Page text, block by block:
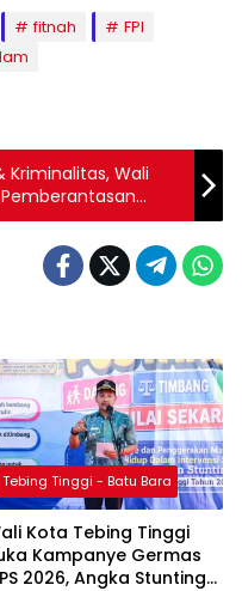
fitnah
FPI
Kriminalitas, Wali
Bulu
Tebing Tinggi - Batu Bara
Kota Tebing Tinggi
Kampanye Germas
2026, Angka Stunting